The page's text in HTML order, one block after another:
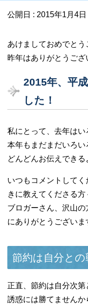
公開日 : 2015年1月4日
あけましておめでとう
昨年はありがとうござ
2015年、平
した！
私にとって、去年はい
本年もまだまだいろ
どんどんお伝えできる
いつもコメントして
きに教えてくださる
ブロガーさん、沢山
にありがとうございま
節約は自分との
正直、節約は自分次
誘惑には勝てません